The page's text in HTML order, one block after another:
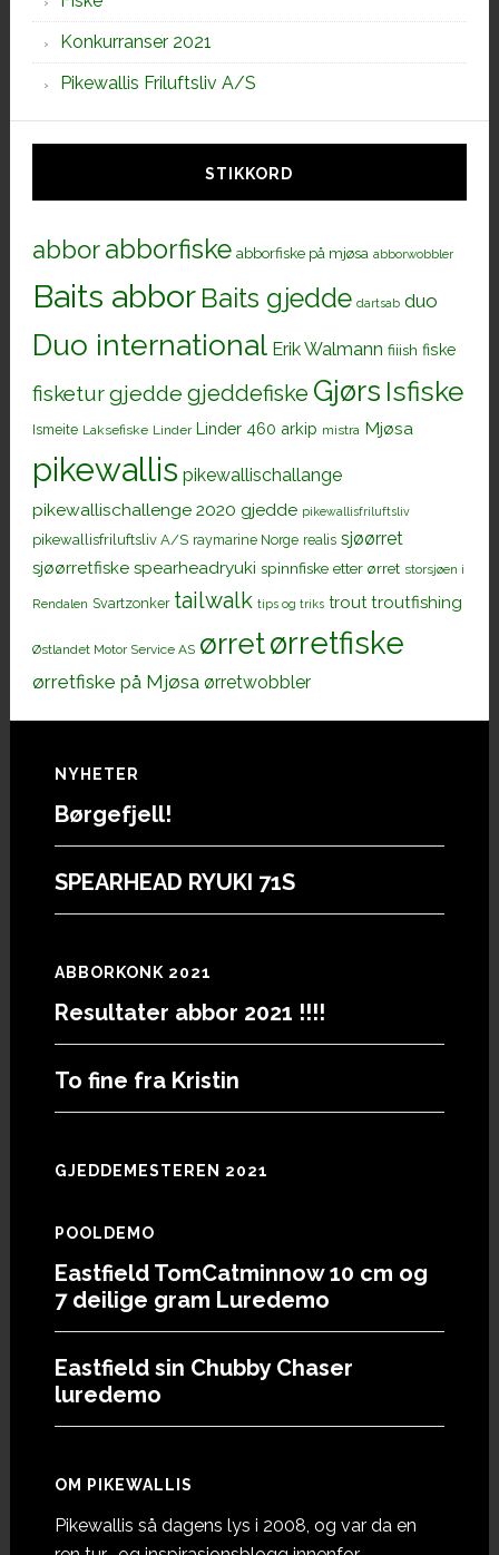
Konkurranser 2021
Pikewallis Friluftsliv A/S
STIKKORD
abborabborfiske abborfiske på mjøsa abborwobbler
Baits abbor Baits gjedde dartsab duo
Duo international Erik Walmann fiiish fiske
fisketurgjedde gjeddefiske Gjørs Isfiske
Ismeite Laksefiske Linder Linder 460 arkip mistra Mjøsa
pikewallis pikewallischallange
pikewallischallenge 2020 gjedde pikewallisfriluftsliv
pikewallisfriluftsliv A/S raymarine Norge realis sjøørret
sjøørretfiske spearheadryuki spinnfiske etter ørret storsjøen i
Rendalen Svartzonker tailwalk tips og triks trout troutfishing
Østlandet Motor Service AS ørretørretfiske
ørretfiske på Mjøsa ørretwobbler
Footer
NYHETER
Børgefjell!
SPEARHEAD RYUKI 71S
ABBORKONK 2021
Resultater abbor 2021 !!!!
To fine fra Kristin
GJEDDEMESTEREN 2021
POOLDEMO
Eastfield TomCatminnow 10 cm og
7 deilige gram Luredemo
Eastfield sin Chubby Chaser
luredemo
OM PIKEWALLIS
Pikewallis så dagens lys i 2008, og var da en